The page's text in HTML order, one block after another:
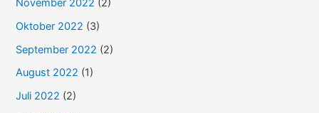
November 2022 (2)
Oktober 2022 (3)
September 2022 (2)
August 2022 (1)
Juli 2022 (2)